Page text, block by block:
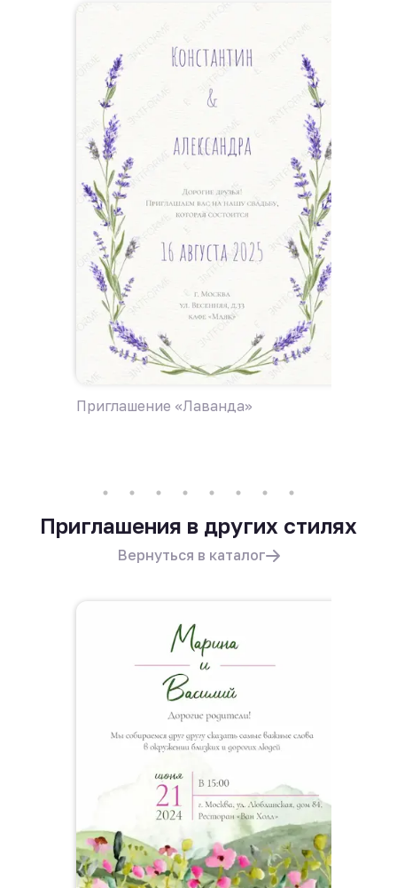
Приглашение «Лаванда»
Приглашения в других стилях
Вернуться в каталог